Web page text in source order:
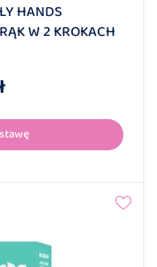
HANDS
W 2 KROKACH